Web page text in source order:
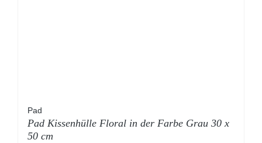
Pad
Pad Kissenhülle Floral in der Farbe Grau 30 x
50 cm